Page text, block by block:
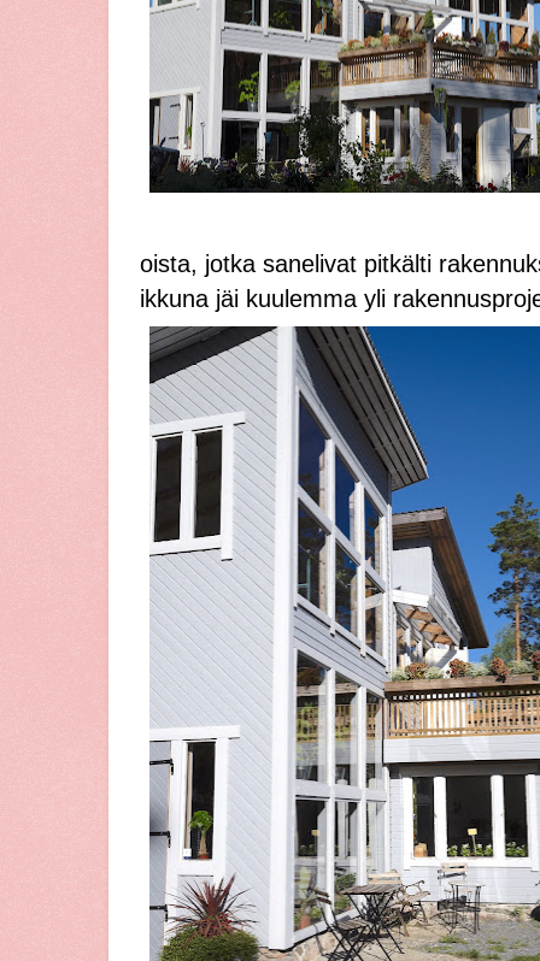
oista, jotka sanelivat pitkälti
ikkuna jäi kuulemma yli